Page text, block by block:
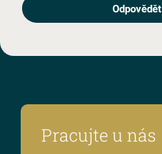
Odpovědět
Pracujte u nás